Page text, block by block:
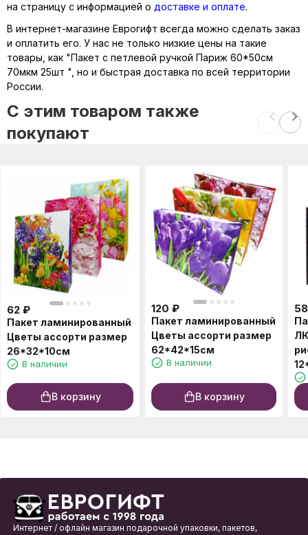
на страницу с информацией о доставке и оплате.
В интернет-магазине Еврогифт всегда можно сделать заказ
и оплатить его. У нас не только низкие цены на такие
товары, как "Пакет с петлевой ручкой Париж 60*50см
70мкм 25шт ", но и быстрая доставка по всей территории
России.
C этим товаром также
покупают
62 ₽
Пакет ламинированный
Цветы ассорти размер
26*32*10см
В наличии
В корзину
120 ₽
Пакет ламинированный
Цветы ассорти размер
62*42*15см
В наличии
В корзину
58
Интернет / офлайн магазин подарочной упаковки, пакетов,